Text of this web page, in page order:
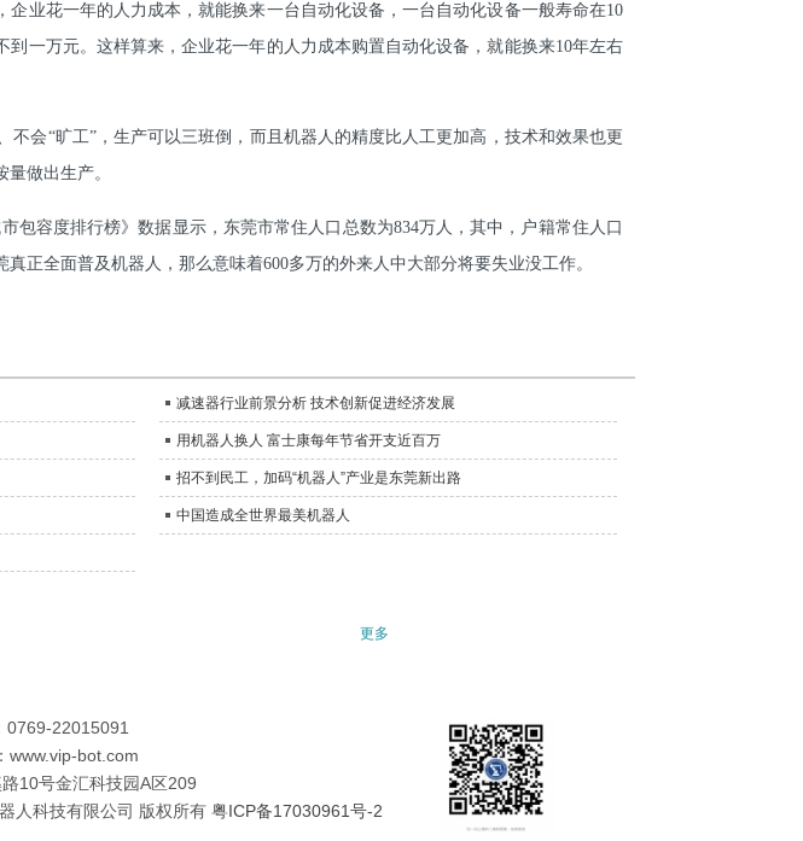
业花一年的人力成本，就能换来一台自动化设备，一台自动化设备一般寿命在10
到一万元。这样算来，企业花一年的人力成本购置自动化设备，就能换来10年左右
不会“旷工”，生产可以三班倒，而且机器人的精度比人工更加高，技术和效果也更
做出生产。
包容度排行榜》数据显示，东莞市常住人口总数为834万人，其中，户籍常住人口
正全面普及机器人，那么意味着600多万的外来人中大部分将要失业没工作。
减速器行业前景分析 技术创新促进经济发展
用机器人换人 富士康每年节省开支近百万
招不到民工，加码“机器人”产业是东莞新出路
中国造成全世界最美机器人
更多
22015091
bot.com
10号金汇科技园A区209
人科技有限公司 版权所有 粤ICP备17030961号-2